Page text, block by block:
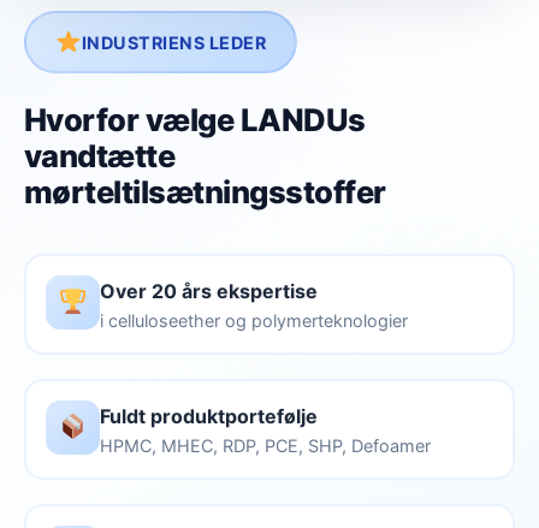
INDUSTRIENS LEDER
Hvorfor vælge LANDUs
vandtætte
mørteltilsætningsstoffer
Over 20 års ekspertise
i celluloseether og polymerteknologier
Fuldt produktportefølje
HPMC, MHEC, RDP, PCE, SHP, Defoamer